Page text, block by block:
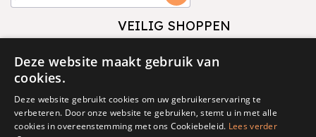
VEILIG SHOPPEN
Deze website maakt gebruik van
cookies.
Deze website gebruikt cookies om uw gebruikerservaring te
verbeteren. Door onze website te gebruiken, stemt u in met alle
cookies in overeenstemming met ons Cookiebeleid. Lees verder